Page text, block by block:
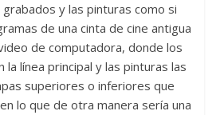
y las pinturas como si
de una cinta de cine antigua
de computadora, donde los
la línea principal y las pinturas las
superiores o inferiores que
lo que de otra manera sería una